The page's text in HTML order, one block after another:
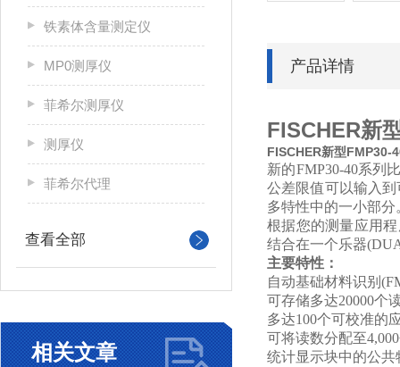
铁素体含量测定仪
MP0测厚仪
菲希尔测厚仪
测厚仪
菲希尔代理
查看全部
相关文章
产品详情
FISCHER新
FISCHER新型FMP30-
新的FMP30-40系列
公差限值可以输入
多特性中的一小部分
根据您的测量应用
结合在一个乐器
主要特性：
自动基础材料识别
可存储多达20000个
多达100个可校准的
可将读数分配至
统计显示块中的公